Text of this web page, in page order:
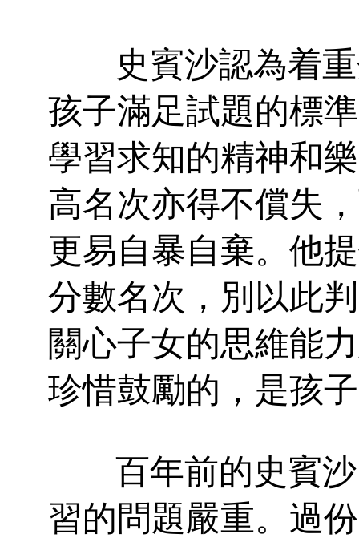
史賓沙認為着
孩子滿足試題的標
學習求知的精神和
高名次亦得不償失
更易自暴自棄。他
分數名次，別以此
關心子女的思維能
珍惜鼓勵的，是孩
百年前的史賓
習的問題嚴重。過